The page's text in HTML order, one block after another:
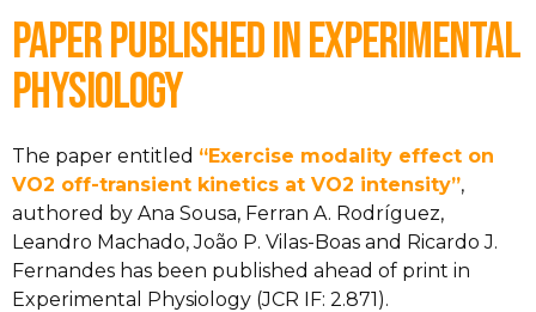
Paper published in Experimental
Physiology
The paper entitled “Exercise modality effect on
VO2 off-transient kinetics at VO2 intensity”,
authored by Ana Sousa, Ferran A. Rodríguez,
Leandro Machado, João P. Vilas-Boas and Ricardo J.
Fernandes has been published ahead of print in
Experimental Physiology (JCR IF: 2.871).